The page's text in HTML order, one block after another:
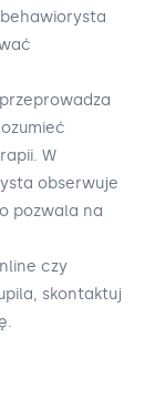
W
obserwuje
pozwala na
czy
skontaktuj